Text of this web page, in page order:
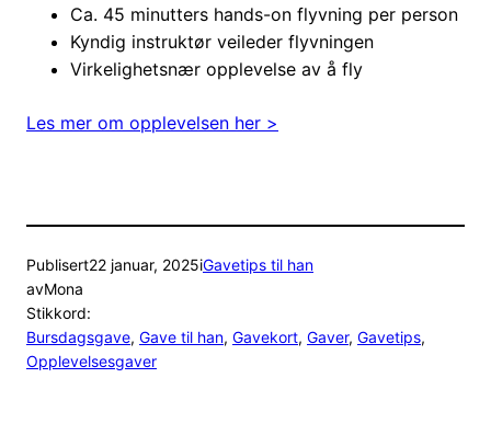
Ca. 45 minutters hands-on flyvning per person
Kyndig instruktør veileder flyvningen
Virkelighetsnær opplevelse av å fly
Les mer om opplevelsen her >
Publisert22 januar, 2025iGavetips til han
avMona
Stikkord:
Bursdagsgave, Gave til han, Gavekort, Gaver, Gavetips
Opplevelsesgaver